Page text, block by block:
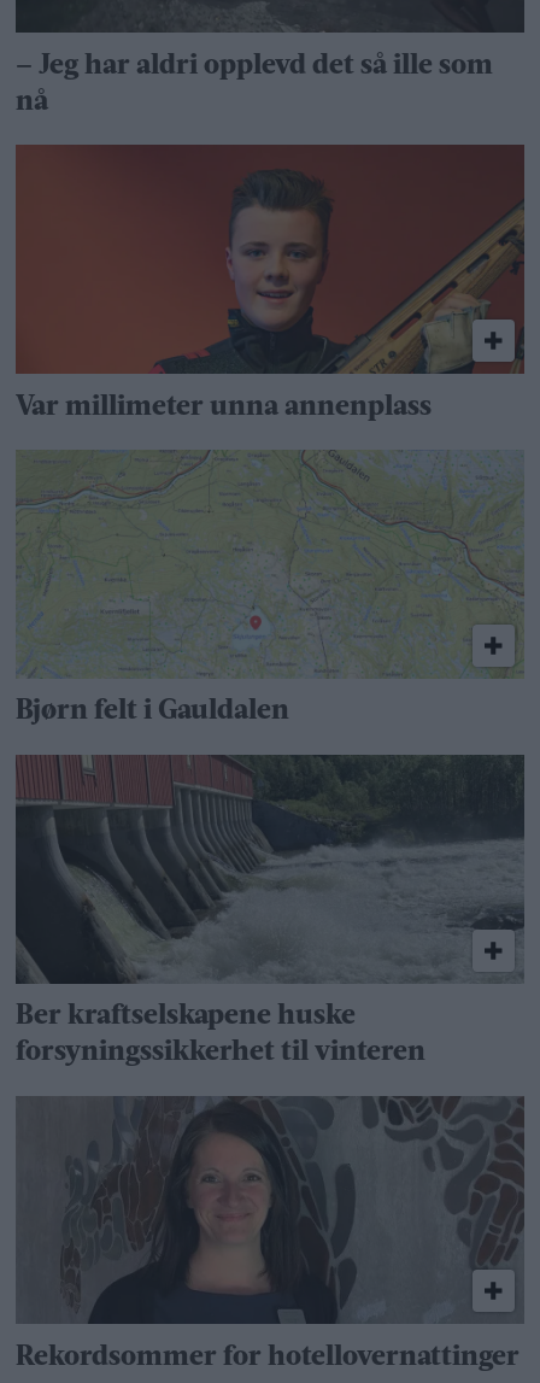
– Jeg har aldri opplevd det så ille som
nå
Var millimeter unna annenplass
Bjørn felt i Gauldalen
Ber kraftselskapene huske
forsyningssikkerhet til vinteren
Rekordsommer for hotellovernattinger